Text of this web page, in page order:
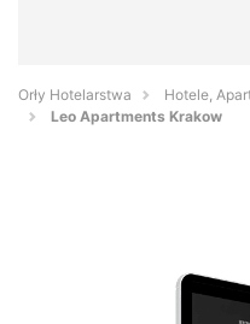
Orły Hotelarstwa
Hotele,
Leo Apartments Krakow